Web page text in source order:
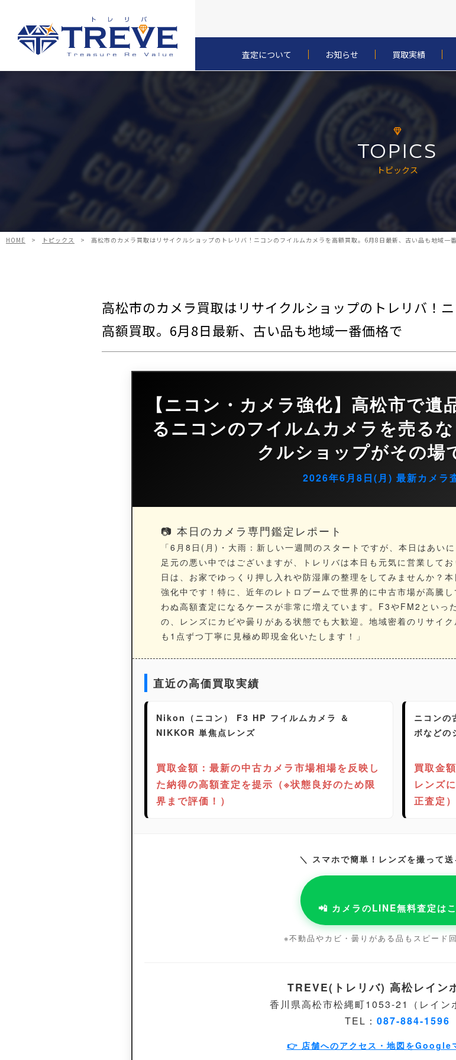
査定について お知らせ 買取実績
TOPICS
トピックス
HOME > トピックス > 高松市のカメラ買取はリサイクルショップのトレリバ！ニコンのフイルムカメラを高額買取。6月8日最新、古い品も地域一
高松市のカメラ買取はリサイクルショップのトレリバ！
高額買取。6月8日最新、古い品も地域一番価格で
【ニコン・カメラ強化】高松市で
るニコンのフイルムカメラを売る
クルショップがその場
2026年6月8日(月) 最新カメラ
📷 本日のカメラ専門鑑定レポート
「6月8日(月)・大雨：新しい一週間のスタートですが、本日はあい
足元の悪い中ではございますが、トレリバは本日も元気に営業して
日は、お家でゆっくり押し入れや防湿庫の整理をしてみませんか？本
強化中です！特に、近年のレトロブームで世界的に中古市場が高騰し
わぬ高額査定になるケースが非常に増えています。F3やFM2といっ
の、レンズにカビや曇りがある状態でも大歓迎。地域密着の リサイ
も1点ずつ丁寧に見極め即現金化いたします！」
直近の高価買取実績
Nikon（ニコン） F3 HP フイルムカメラ ＆
NIKKOR 単焦点レンズ
買取金額：最新の中古カメラ市場相場を反映し
た納得の高額査定を提示（※状態良好のため限
界まで評価！）
ニコンの
ボなどの
買取金
レンズ
正査定）
＼ スマホで簡単！レンズを撮って
📲 カメラのLINE無料査定は
※不動品やカビ・曇りがある品もスピード
TREVE(トレリバ) 高松レイン
香川県高松市松縄町1053-21（レイン
TEL： 087-884-1596
👉 店舗へのアクセス・地図をGoogle